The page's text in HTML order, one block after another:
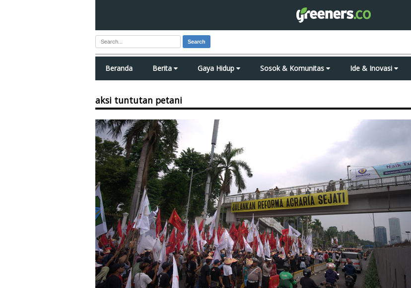
Search
Beranda Berita Gaya Hidup Sosok & Komunitas Ide & Inovasi
aksi tuntutan petani